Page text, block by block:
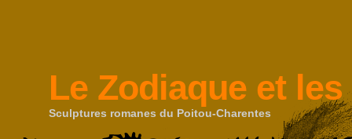
Le Zodiaque et
Sculptures romanes du Poitou-Charentes